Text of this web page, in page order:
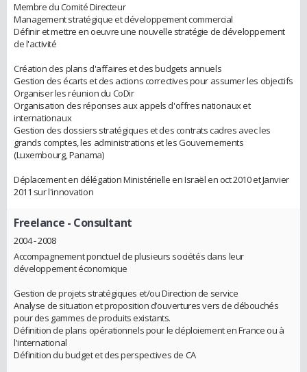
Membre du Comité Directeur
Management stratégique et développement commercial
Définir et mettre en oeuvre une nouvelle stratégie de développement
de l'activité
Création des plans d'affaires et des budgets annuels
Gestion des écarts et des actions correctives pour assumer les objectifs
Organiser les réunion du CoDir
Organisation des réponses aux appels d'offres nationaux et
internationaux
Gestion des dossiers stratégiques et des contrats cadres avec les
grands comptes, les administrations et les Gouvernements
(Luxembourg, Panama)
Déplacement en délégation Ministérielle en Israël en oct 2010 et Janvier
2011 sur l'innovation
Freelance - Consultant
2004 - 2008
Accompagnement ponctuel de plusieurs sociétés dans leur
développement économique
Gestion de projets stratégiques et/ou Direction de service
Analyse de situation et proposition d’ouvertures vers de débouchés
pour des gammes de produits existants.
Définition de plans opérationnels pour le déploiement en France ou à
l'international
Définition du budget et des perspectives de CA